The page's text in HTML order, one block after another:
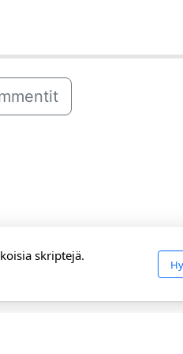
skriptejä.